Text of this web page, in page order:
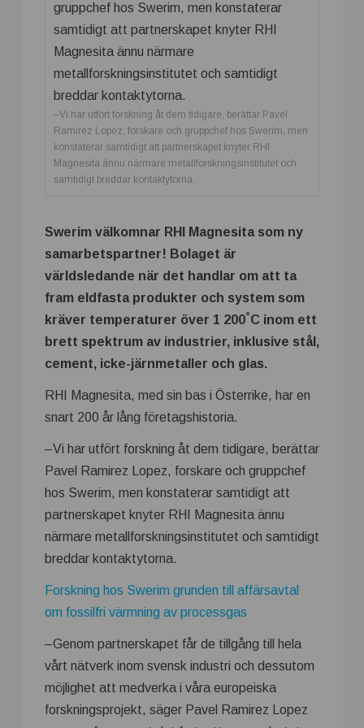
–Vi har utfört forskning åt dem tidigare, berättar Pavel
Ramirez Lopez, forskare och gruppchef hos Swerim, men
konstaterar samtidigt att partnerskapet knyter RHI
Magnesita ännu närmare metallforskningsinstitutet och
samtidigt breddar kontaktytorna.
Swerim välkomnar RHI Magnesita som ny
samarbetspartner! Bolaget är
världsledande när det handlar om att ta
fram eldfasta produkter och system som
kräver temperaturer över 1 200°C inom ett
brett spektrum av industrier, inklusive stål,
cement, icke-järnmetaller och glas.
RHI Magnesita, med sin bas i Österrike, har en
snart 200 år lång företagshistoria.
–Vi har utfört forskning åt dem tidigare, berättar
Pavel Ramirez Lopez, forskare och gruppchef
hos Swerim, men konstaterar samtidigt att
partnerskapet knyter RHI Magnesita ännu
närmare metallforskningsinstitutet och samtidigt
breddar kontaktytorna.
Forskning hos Swerim grunden till affärsavtal
om fossilfri värmning av processgas
–Genom partnerskapet får de tillgång till hela
vårt nätverk inom svensk industri och dessutom
möjlighet att medverka i våra europeiska
forskningsprojekt, säger Pavel Ramirez Lopez